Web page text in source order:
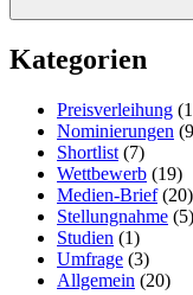
Kategorien
Preisverleihung
Nominierungen
Shortlist (7)
Wettbewerb (19)
Medien-Brief(20)
Stellungnahme (5)
Studien (1)
Umfrage (3)
Allgemein (20)